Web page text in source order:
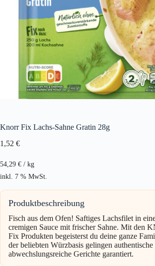
Knorr Fix Lachs-Sahne Gratin 28g
1,52 €
54,29 € / kg
inkl. 7 % MwSt.
Produktbeschreibung
Fisch aus dem Ofen! Saftiges Lachsfilet in
cremigen Sauce mit frischer Sahne. Mit den
Fix Produkten begeisterst du deine ganze
der beliebten Würzbasis gelingen authentische
abwechslungsreiche Gerichte garantiert.